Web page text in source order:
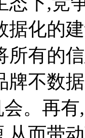
据化的
所有的
牌不数
。再
从而带